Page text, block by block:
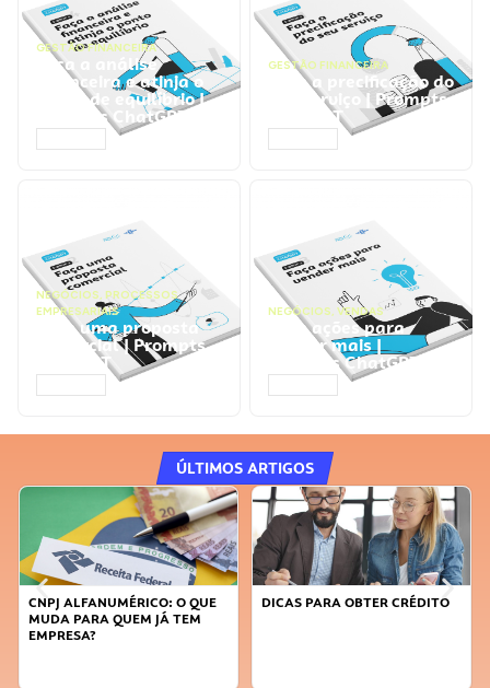
GESTÃO FINANCEIRA
Faça a análise
financeira e atinja o
ponto de equilíbrio |
Prompts ChatGPT
GESTÃO FINANCEIRA
Faça a precificação do
seu serviço | Prompts
ChatGPT
NEGÓCIOS, PROCESSOS
EMPRESARIAIS
Faça uma proposta
comercial | Prompts
ChatGPT
NEGÓCIOS, VENDAS
Faça ações para
vender mais |
Prompts ChatGPT
ÚLTIMOS ARTIGOS
CNPJ ALFANUMÉRICO: O QUE
MUDA PARA QUEM JÁ TEM
EMPRESA?
DICAS PARA OBTER CRÉDITO